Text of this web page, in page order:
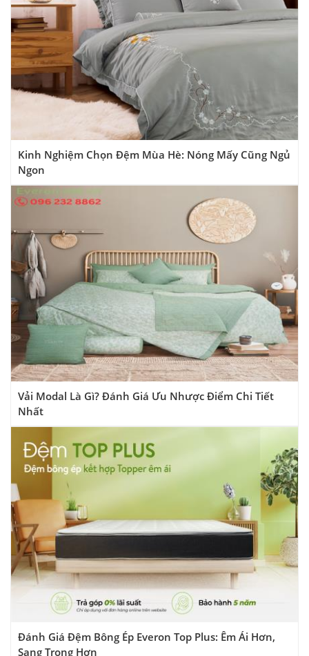
Kinh Nghiệm Chọn Đệm Mùa Hè: Nóng Mấy Cũng Ngủ
Ngon
Vải Modal Là Gì? Đánh Giá Ưu Nhược Điểm Chi Tiết
Nhất
Đánh Giá Đệm Bông Ép Everon Top Plus: Êm Ái Hơn,
Sang Trọng Hơn